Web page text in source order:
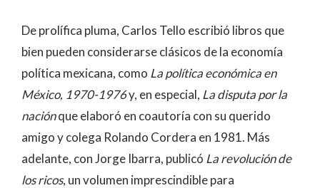
De prolífica pluma, Carlos Tello escribió libros que
bien pueden considerarse clásicos de la economía
política mexicana, como La política económica en
México, 1970-1976y, en especial, La disputa por la
naciónque elaboró en coautoría con su querido
amigo y colega Rolando Cordera en 1981. Más
adelante, con Jorge Ibarra, publicó La revolución de
los ricos, un volumen imprescindible para